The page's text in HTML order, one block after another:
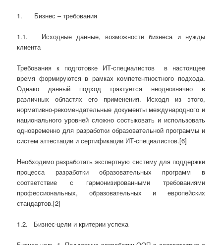
1. Бизнес – требования
1.1. Исходные данные, возможности бизнеса и нужды
клиента
Требования к подготовке ИТ-специалистов в настоящее
время формируются в рамках компетентностного подхода.
Однако данный подход трактуется неоднозначно в
различных областях его применения. Исходя из этого,
нормативно-рекомендательные документы международного и
национального уровней сложно состыковать и использовать
одновременно для разработки образовательной программы и
систем аттестации и сертификации ИТ-специалистов.[6]
Необходимо разработать экспертную систему для поддержки
процесса разработки образовательных программ в
соответствие с гармонизированными требованиями
профессиональных, образовательных и европейских
стандартов.[2]
1.2. Бизнес-цели и критерии успеха